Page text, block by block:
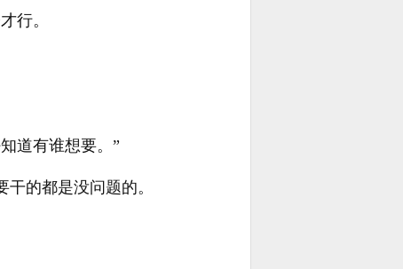
行。
道有谁想要。”
的都是没问题的。